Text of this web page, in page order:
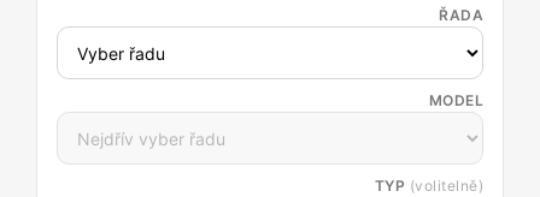
ŘADA
MODEL
TYP (volitelně)